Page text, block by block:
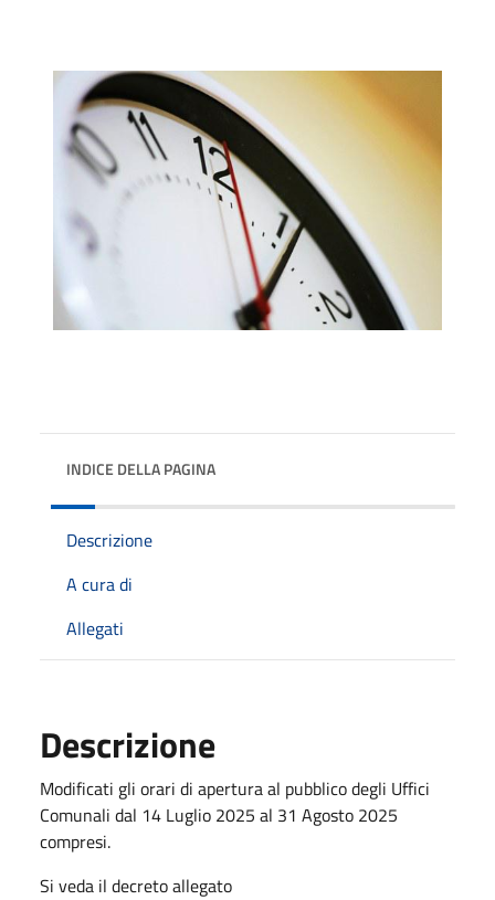
INDICE DELLA PAGINA
Descrizione
A cura di
Allegati
Descrizione
Modificati gli orari di apertura al pubblico degli Uffici
Comunali dal 14 Luglio 2025 al 31 Agosto 2025
compresi.
Si veda il decreto allegato